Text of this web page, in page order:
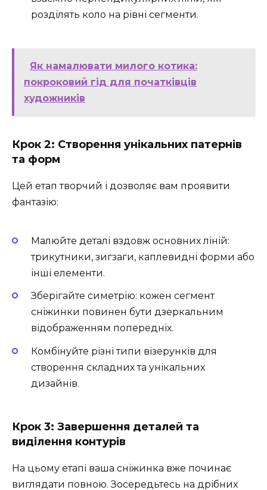
розділять коло на рівні сегменти.
Як намалювати милого котика:
покроковий гід для початківців
художників
Крок 2: Створення унікальних патернів
та форм
Цей етап творчий і дозволяє вам проявити
фантазію:
Малюйте деталі вздовж основних ліній:
трикутники, зигзаги, каплевидні форми або
інші елементи.
Зберігайте симетрію: кожен сегмент
сніжинки повинен бути дзеркальним
відображенням попередніх.
Комбінуйте різні типи візерунків для
створення складних та унікальних
дизайнів.
Крок 3: Завершення деталей та
виділення контурів
На цьому етапі ваша сніжинка вже починає
виглядати повною. Зосередьтесь на дрібних